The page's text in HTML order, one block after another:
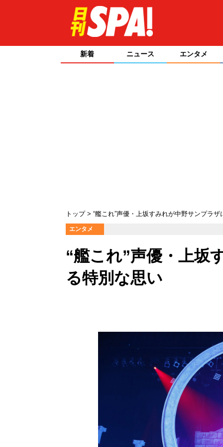
新着 ニュース エンタメ
トップ “艦これ”声優・上坂すみれが中野サンプラ
エンタメ
“艦これ”声優・上坂
る特別な思い